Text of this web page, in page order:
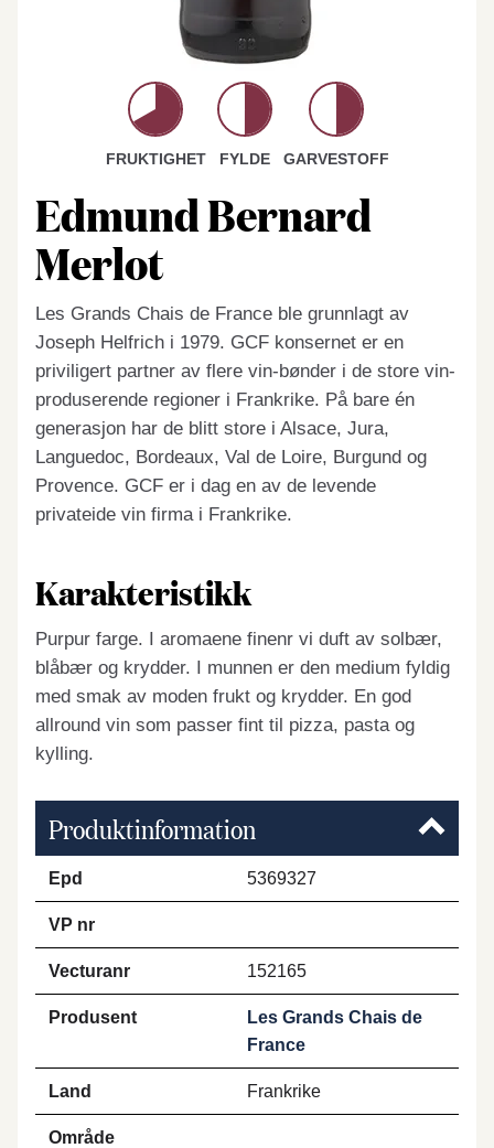
FRUKTIGHET FYLDE GARVESTOFF
Edmund Bernard
Merlot
Les Grands Chais de France ble grunnlagt av
Joseph Helfrich i 1979. GCF konsernet er en
priviligert partner av flere vin-bønder i de store vin-
produserende regioner i Frankrike. På bare én
generasjon har de blitt store i Alsace, Jura,
Languedoc, Bordeaux, Val de Loire, Burgund og
Provence. GCF er i dag en av de levende
privateide vin firma i Frankrike.
Karakteristikk
Purpur farge. I aromaene finenr vi duft av solbær,
blåbær og krydder. I munnen er den medium fyldig
med smak av moden frukt og krydder. En god
allround vin som passer fint til pizza, pasta og
kylling.
Produktinformation
Epd 5369327
VP nr
Vecturanr 152165
Produsent
Les Grands Chais de
France
Land Frankrike
Område